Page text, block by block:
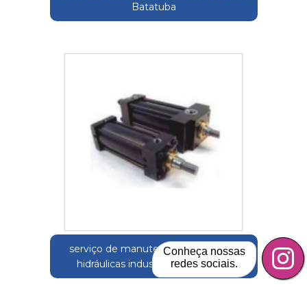
Batatuba
serviço de manutenção de unidade
hidráulicas industrial Tijuco Preto
Conheça nossas
redes sociais.